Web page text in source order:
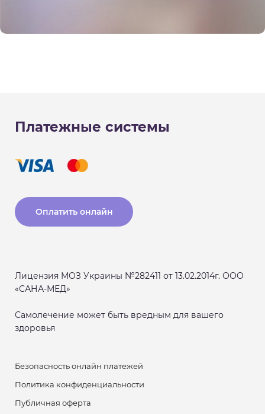
Платежные системы
Оплатить онлайн
Лицензия МОЗ Украины №282411 от 13.02.2014г. ООО
«САНА-МЕД»
Самолечение может быть вредным для вашего
здоровья
Безопасность онлайн платежей
Политика конфиденциальности
Публичная оферта